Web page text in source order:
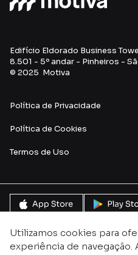
Utilizamos cookies para
experiência de navegação.
Edifício Eldorado Business
8.501 - 5º andar - Pinheiros -
© 2025 Motiva
Política de Privacidade
Política de Cookies
Termos de Uso